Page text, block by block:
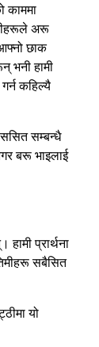
काममा
अरू
छाक
भनी हामी
कहिल्यै
सम्बन्धै
बरू भाइलाई
हामी प्रार्थना
सबैसित
यो